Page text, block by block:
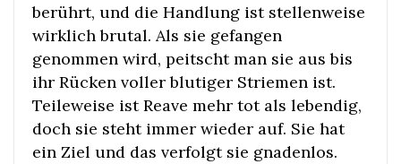
berührt, und die Handlung ist stellenweise
wirklich brutal. Als sie gefangen
genommen wird, peitscht man sie aus bis
ihr Rücken voller blutiger Striemen ist.
Teileweise ist Reave mehr tot als lebendig,
doch sie steht immer wieder auf. Sie hat
ein Ziel und das verfolgt sie gnadenlos.